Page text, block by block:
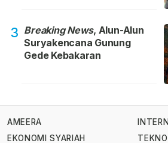
3 Breaking News, Alun-Alun
Suryakencana Gunung
Gede Kebakaran
AMEERA
EKONOMI SYARIAH
TEKNO